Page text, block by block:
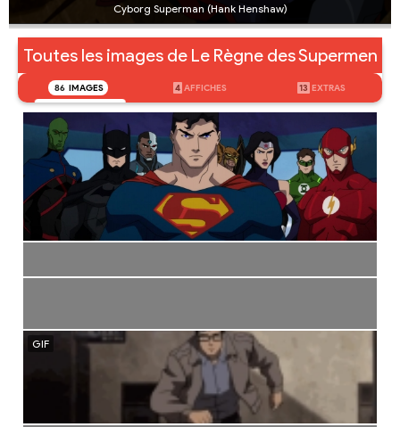
Cyborg Superman (Hank Henshaw)
Toutes les images de Le Règne des Supermen
86 IMAGES 4 AFFICHES 13 EXTRAS